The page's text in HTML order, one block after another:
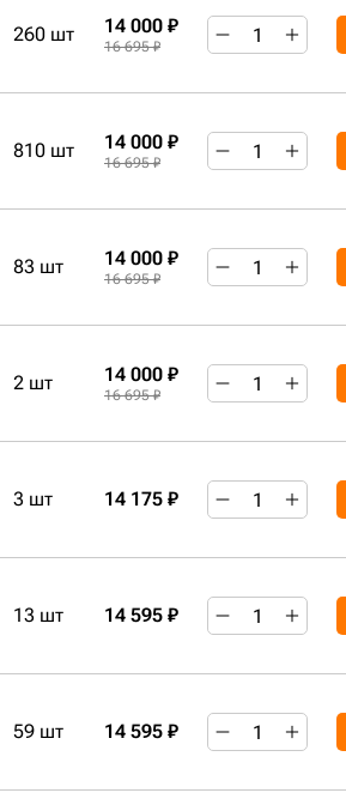
260 шт 14 000 ₽
16 695 ₽
810 шт 14 000 ₽
16 695 ₽
83 шт 14 000 ₽
16 695 ₽
2 шт 14 000 ₽
16 695 ₽
3 шт 14 175 ₽
13 шт 14 595 ₽
59 шт 14 595 ₽